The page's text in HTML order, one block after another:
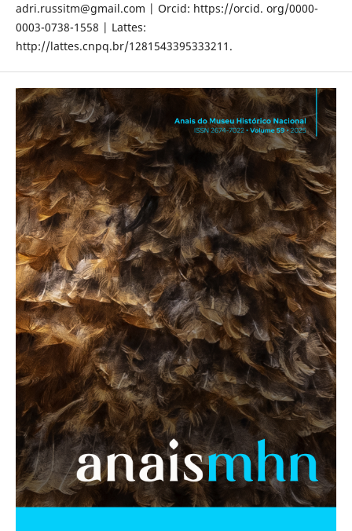
adri.russitm@gmail.com | Orcid: https://orcid. org/0000-
0003-0738-1558 | Lattes:
http://lattes.cnpq.br/1281543395333211.